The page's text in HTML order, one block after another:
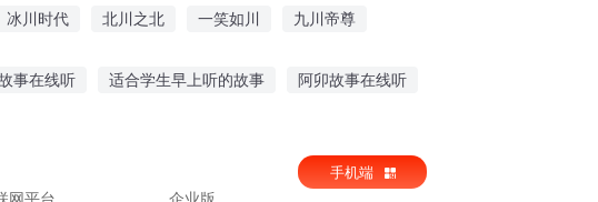
冰川时代 北川之北 一笑如川 九川帝尊
事在线听 适合学生早上听的故事 阿卯故事在线听
网平台 企业版
手机端